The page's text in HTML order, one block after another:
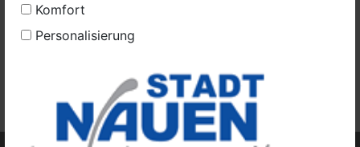
Komfort
Personalisierung
Offizielles Logo der Stadt Nauen
Stadtverordnetenversammlung vom 26. Oktober 2020